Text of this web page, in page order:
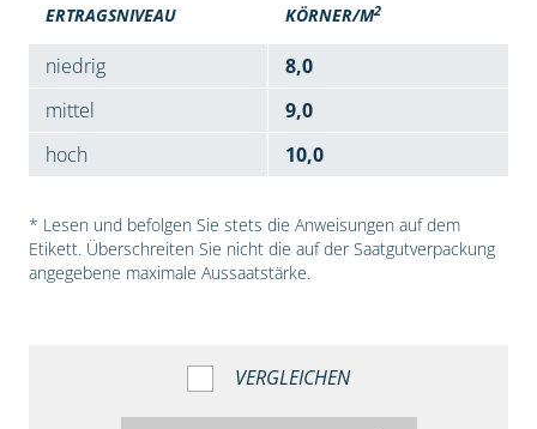
ERTRAGSNIVEAU KÖRNER/M2
niedrig
8,0
mittel
9,0
hoch
10,0
* Lesen und befolgen Sie stets die Anweisungen auf dem
Etikett. Überschreiten Sie nicht die auf der Saatgutverpackung
angegebene maximale Aussaatstärke.
VERGLEICHEN